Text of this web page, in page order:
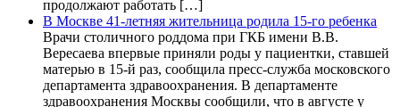
продолжают работать […]
В Москве 41-летняя жительница родила 15-го ребенка
Врачи столичного роддома при ГКБ имени В.В.
Вересаева впервые приняли роды у пациентки, ставшей
матерью в 15-й раз, сообщила пресс-служба московского
департамента здравоохранения. В департаменте
здравоохранения Москвы сообщили, что в августе у